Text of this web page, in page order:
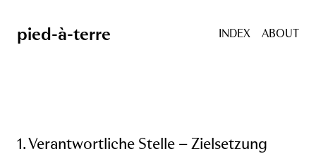
pied-à-terre INDEX ABOUT
1. Verantwortliche Stelle – Zielsetzung